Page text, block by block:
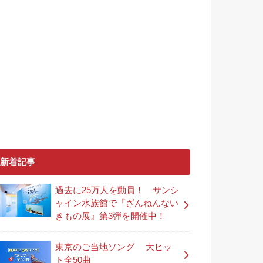
新着記事
過去に25万人を動員！ サンシ
ャイン水族館で『ざんねんない
きもの展』第3弾を開催中！
東京のご当地ソング 大ヒッ
ト全50曲